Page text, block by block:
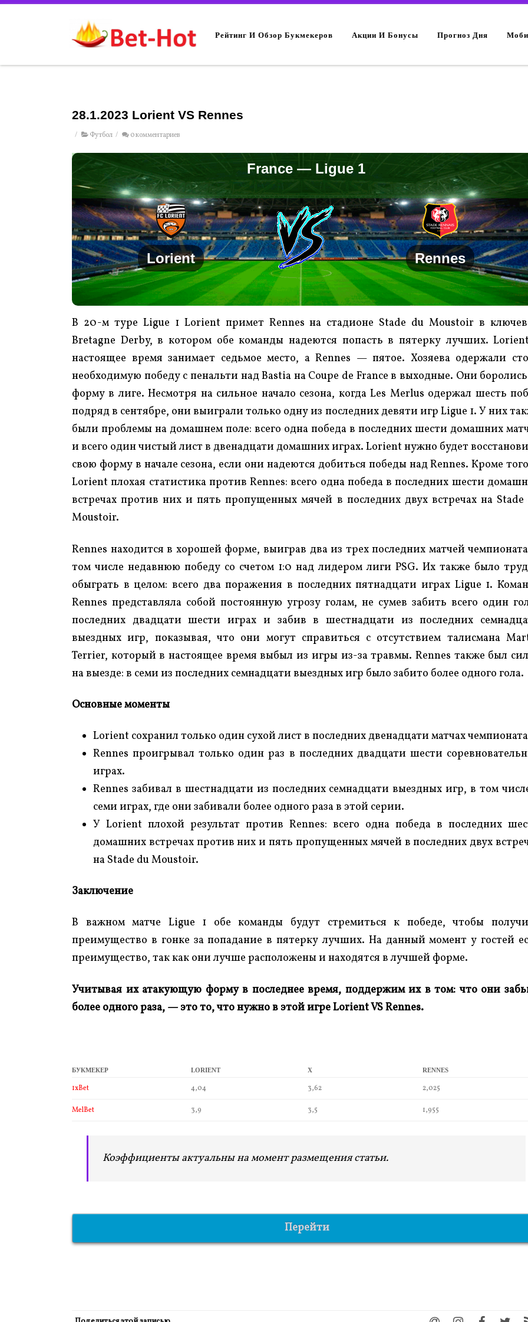
Рейтинг И Обзор Букмекеров Акции И Бонусы Прогноз Дня
28.1.2023 Lorient VS Rennes
/ Футбол / 0 комментариев
France — Ligue 1
Lorient Rennes
В 20-м туре Ligue 1 Lorient примет Rennes на стадионе Stade du Moustoir в
Bretagne Derby, в котором обе команды надеются попасть в пятерку лучших.
настоящее время занимает седьмое место, а Rennes — пятое. Хозяева одержали
необходимую победу с пенальти над Bastia на Coupe de France в выходные. Они боролись
форму в лиге. Несмотря на сильное начало сезона, когда Les Merlus одержал шесть
подряд в сентябре, они выиграли только одну из последних девяти игр Ligue 1. У них
были проблемы на домашнем поле: всего одна победа в последних шести домашних
и всего один чистый лист в двенадцати домашних играх. Lorient нужно будет
свою форму в начале сезона, если они надеются добиться победы над Rennes. Кроме
Lorient плохая статистика против Rennes: всего одна победа в последних шести
встречах против них и пять пропущенных мячей в последних двух встречах на Stade
Moustoir.
Rennes находится в хорошей форме, выиграв два из трех последних матчей
том числе недавнюю победу со счетом 1:0 над лидером лиги PSG. Их также было
обыграть в целом: всего два поражения в последних пятнадцати играх Ligue 1.
Rennes представляла собой постоянную угрозу голам, не сумев забить всего один
последних двадцати шести играх и забив в шестнадцати из последних
выездных игр, показывая, что они могут справиться с отсутствием талисмана
Terrier, который в настоящее время выбыл из игры из-за травмы. Rennes также был
на выезде: в семи из последних семнадцати выездных игр было забито более одного гола.
Основные моменты
Lorient сохранил только один сухой лист в последних двенадцати матчах
Rennes проигрывал только один раз в последних двадцати шести
играх.
Rennes забивал в шестнадцати из последних семнадцати выездных игр, в том
семи играх, где они забивали более одного раза в этой серии.
У Lorient плохой результат против Rennes: всего одна победа в последних
домашних встречах против них и пять пропущенных мячей в последних двух
на Stade du Moustoir.
Заключение
В важном матче Ligue 1 обе команды будут стремиться к победе, чтобы
преимущество в гонке за попадание в пятерку лучших. На данный момент у гостей
преимущество, так как они лучше расположены и находятся в лучшей форме.
Учитывая их атакующую форму в последнее время, поддержим их в том: что они
более одного раза, — это то, что нужно в этой игре LorientVS Rennes.
БУКМЕКЕР LORIENT X RENNES
1xBet 4,04 3,62 2,025
MelBet 3,9 3,5 1,955
Коэффициенты актуальны на момент размещения статьи.
Перейти